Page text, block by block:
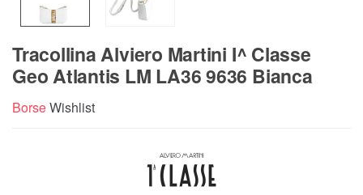
Tracollina Alviero Martini I^ Classe
Geo Atlantis LM LA36 9636 Bianca
BorseWishlist